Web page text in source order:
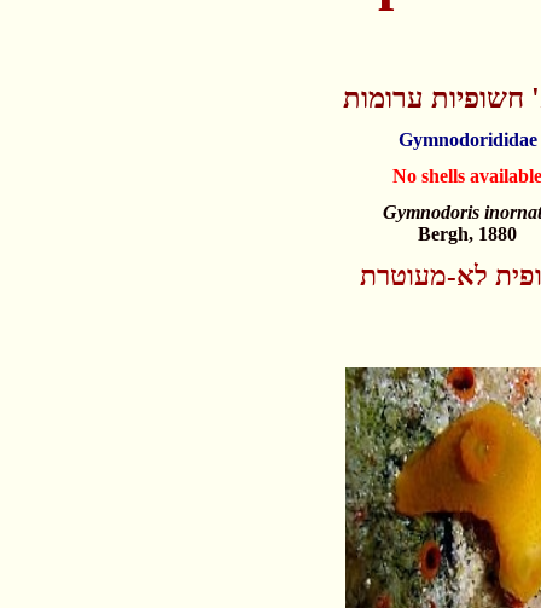
ערומות
Gymnodorididae
No shells available
Gymnodoris
Bergh, 1880
לא-מעוטרת